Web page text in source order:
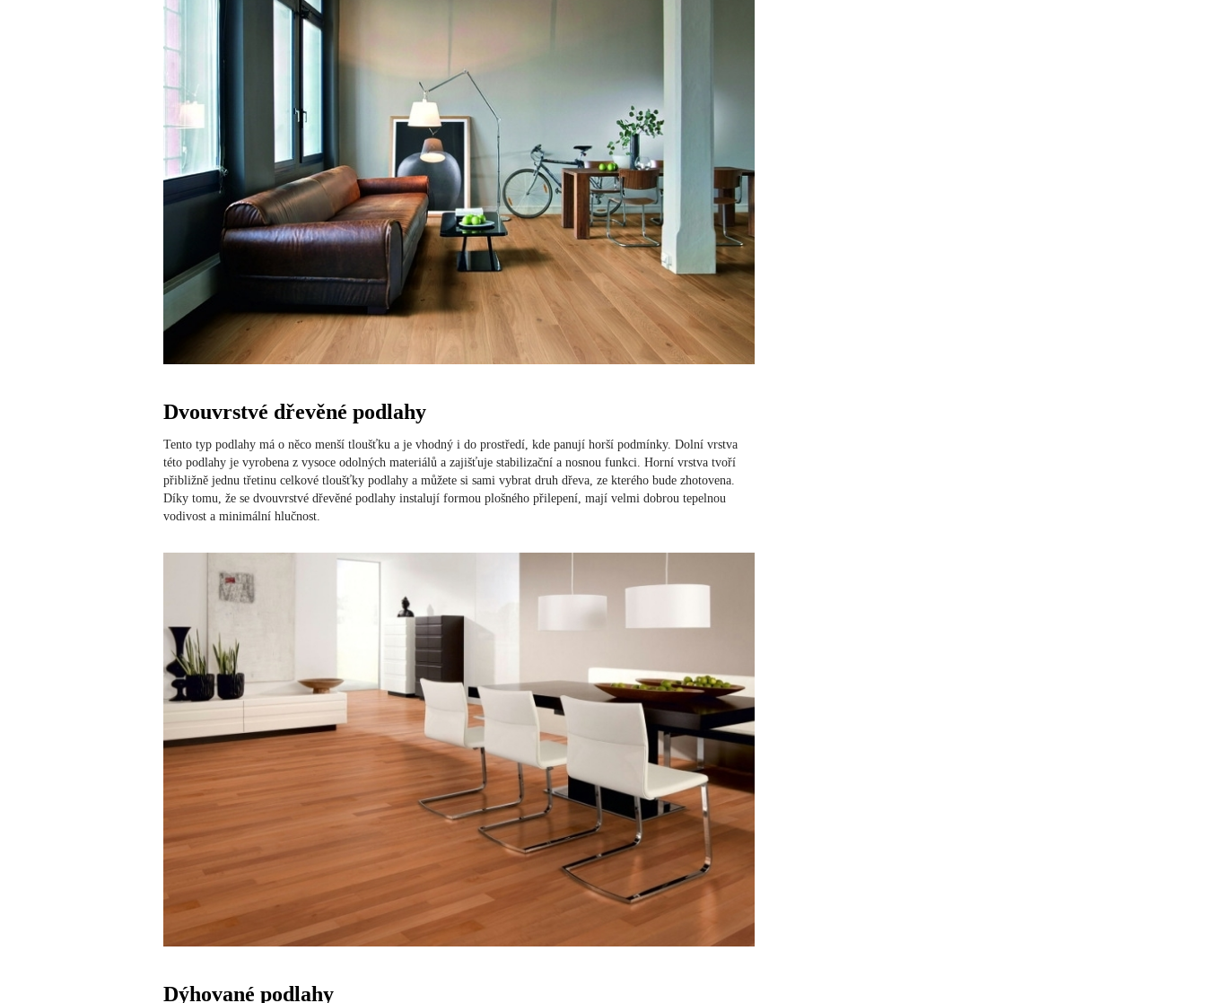
Dvouvrstvé dřevěné podlahy
Tento typ podlahy má o něco menší tloušťku a je vhodný i do prostředí, kde panují horší podmínky. Dolní vrstva
této podlahy je vyrobena z vysoce odolných materiálů a zajišťuje stabilizační a nosnou funkci. Horní vrstva tvoří
přibližně jednu třetinu celkové tloušťky podlahy a můžete si sami vybrat druh dřeva, ze kterého bude zhotovena.
Díky tomu, že se dvouvrstvé dřevěné podlahy instalují formou plošného přilepení, mají velmi dobrou tepelnou
vodivost a minimální hlučnost.
Dýhované podlahy